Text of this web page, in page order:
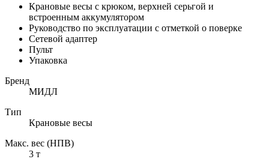
Крановые весы с крюком, верхней серьгой и
встроенным аккумулятором
Руководство по эксплуатации с отметкой о поверке
Сетевой адаптер
Пульт
Упаковка
Бренд
МИДЛ
Тип
Крановые весы
Макс. вес (НПВ)
3 т